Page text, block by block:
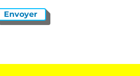
Envoyer